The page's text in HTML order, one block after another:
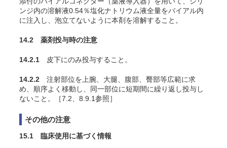
ンジ内の溶解液0.54％塩化ナトリウム液全量をバイアル内
に注入し、泡立てないように本剤を溶解すること。
14.2 薬剤投与時の注意
14.2.1 皮下にのみ投与すること。
14.2.2 注射部位を上腕、大腿、腹部、臀部等広範に求
め、順序よく移動し、同一部位に短期間に繰り返し投与し
ないこと。［7.2、8.9.1参照］
その他の注意
15.1 臨床使用に基づく情報